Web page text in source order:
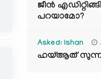
ജീൻ
പറയാമോ?
Asked: Ishan
ഹയ്ആത്